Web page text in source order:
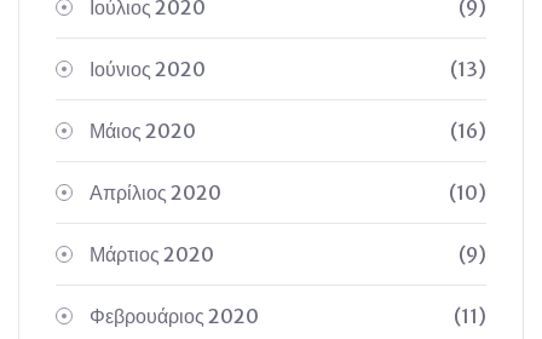
Ιούλιος 2020 (9)
Ιούνιος 2020 (13)
Μάιος 2020 (16)
Απρίλιος 2020 (10)
Μάρτιος 2020 (9)
Φεβρουάριος 2020 (11)